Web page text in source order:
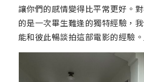
讓你們的感情變得比平常更好。
的是一次畢生難逢的獨特經驗，
能和彼此暢談拍這部電影的經驗。